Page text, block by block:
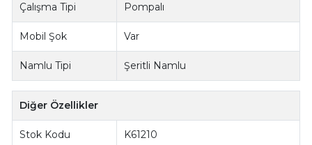
Çalışma Tipi Pompalı
Mobil Şok Var
Namlu Tipi Şeritli Namlu
Diğer Özellikler
Stok Kodu K61210